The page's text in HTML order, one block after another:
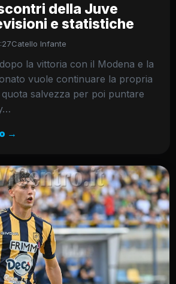
della Juve
e statistiche
Catello Infante
la vittoria con il Modena e la
vuole continuare la propria
salvezza per poi puntare
→